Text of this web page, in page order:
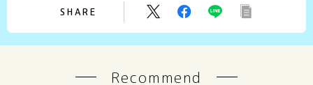
SHARE
Recommend